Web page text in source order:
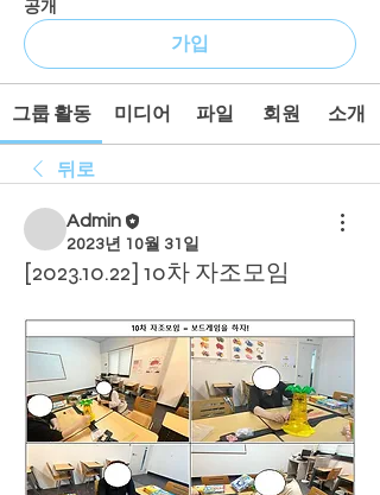
공개
가입
그룹 활동 미디어 파일 회원 소개
뒤로
Admin
2023년 10월 31일
[2023.10.22] 10차 자조모임